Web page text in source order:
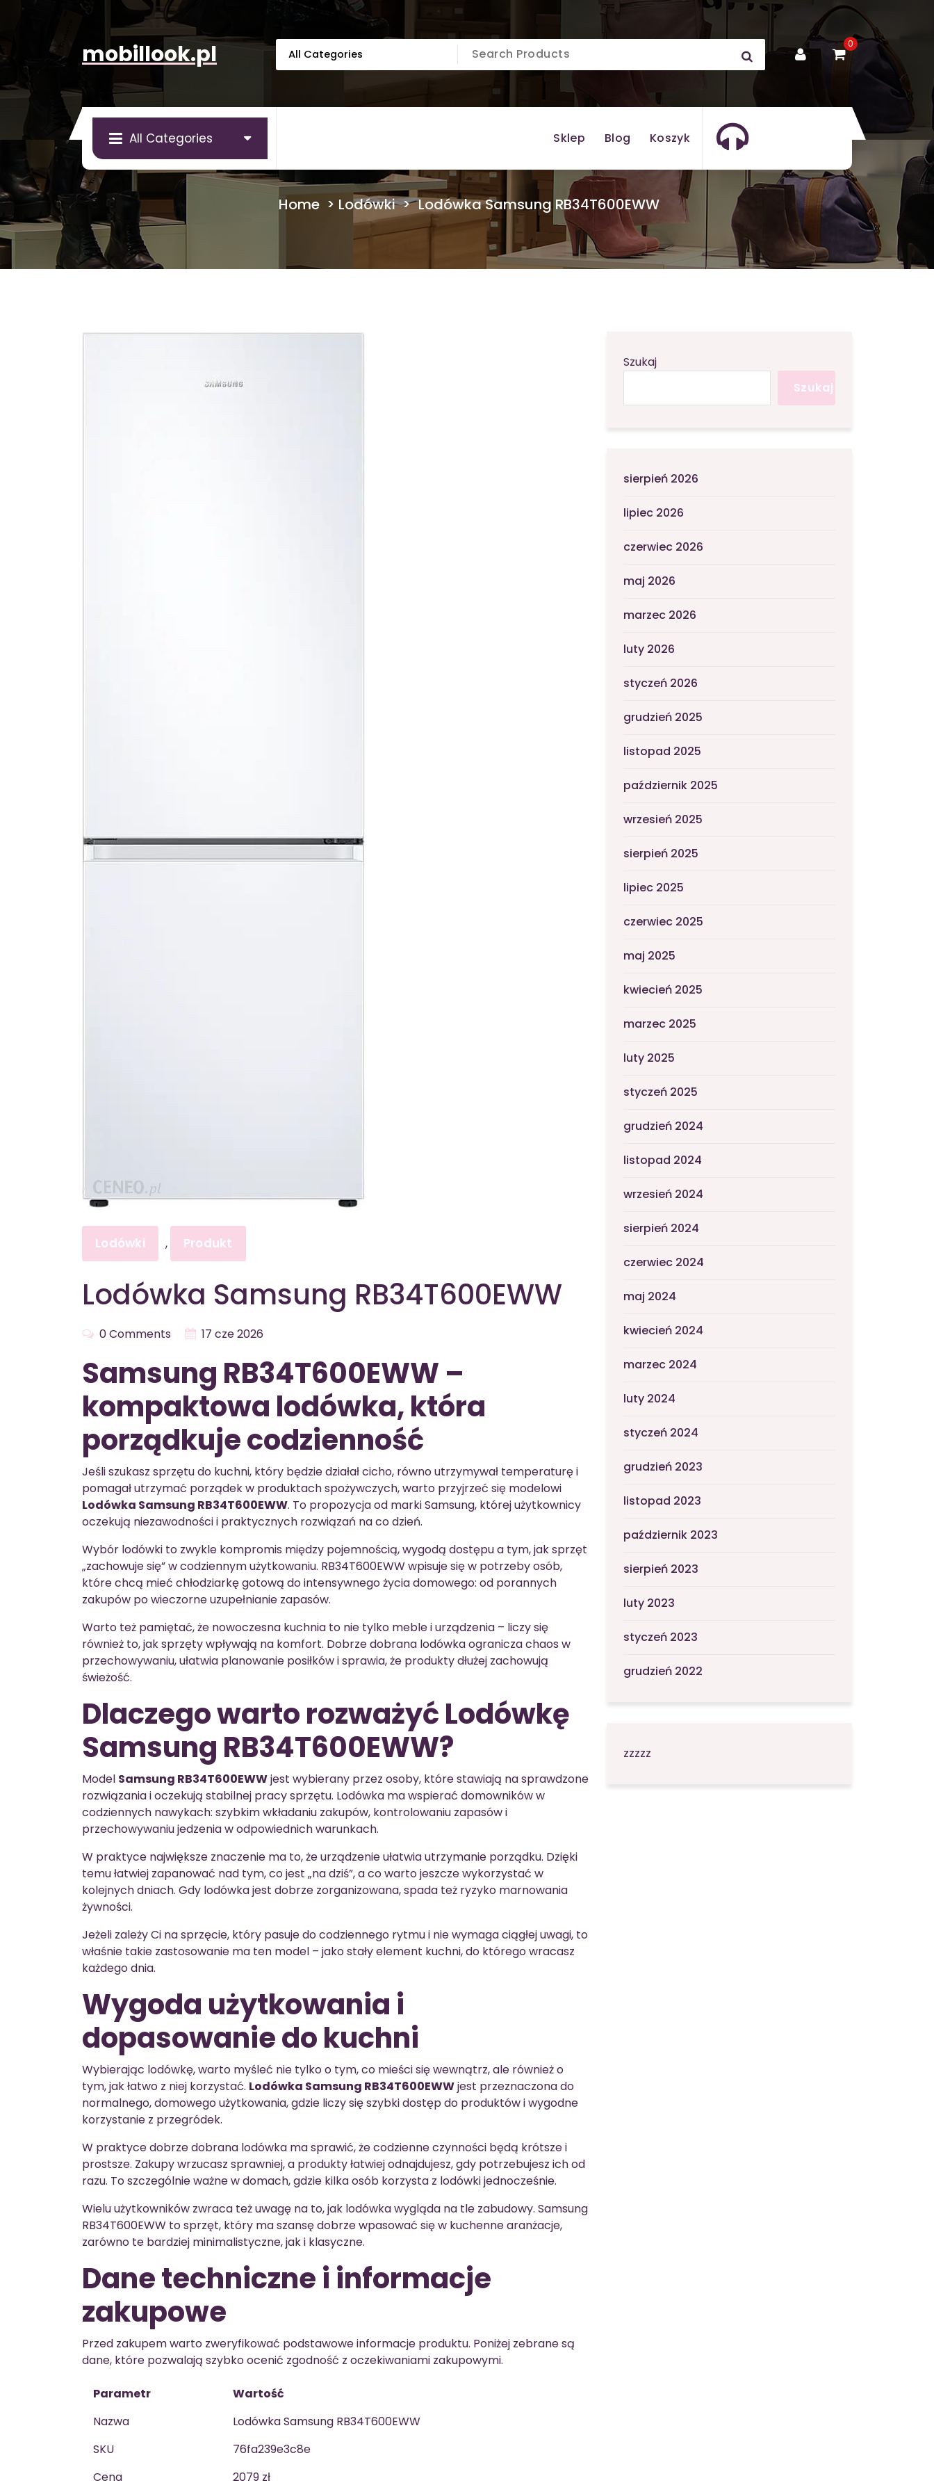
mobillook.pl 0
All Categories Sklep Blog Koszyk
Home > Lodówki> Lodówka Samsung RB34T600EWW
Lodówki , Produkt
Lodówka Samsung RB34T600EWW
0 Comments 17 cze 2026
Samsung RB34T600EWW –
kompaktowa lodówka, która
porządkuje codzienność
Jeśli szukasz sprzętu do kuchni, który będzie działał cicho, równo utrzymywał temperaturę i
pomagał utrzymać porządek w produktach spożywczych, warto przyjrzeć się modelowi
Lodówka Samsung RB34T600EWW. To propozycja od marki Samsung, której użytkownicy
oczekują niezawodności i praktycznych rozwiązań na co dzień.
Wybór lodówki to zwykle kompromis między pojemnością, wygodą dostępu a tym, jak sprzęt
„zachowuje się” w codziennym użytkowaniu. RB34T600EWW wpisuje się w potrzeby osób,
które chcą mieć chłodziarkę gotową do intensywnego życia domowego: od porannych
zakupów po wieczorne uzupełnianie zapasów.
Warto też pamiętać, że nowoczesna kuchnia to nie tylko meble i urządzenia – liczy się
również to, jak sprzęty wpływają na komfort. Dobrze dobrana lodówka ogranicza chaos w
przechowywaniu, ułatwia planowanie posiłków i sprawia, że produkty dłużej zachowują
świeżość.
Dlaczego warto rozważyć Lodówkę
Samsung RB34T600EWW?
Model Samsung RB34T600EWWjest wybierany przez osoby, które stawiają na sprawdzone
rozwiązania i oczekują stabilnej pracy sprzętu. Lodówka ma wspierać domowników w
codziennych nawykach: szybkim wkładaniu zakupów, kontrolowaniu zapasów i
przechowywaniu jedzenia w odpowiednich warunkach.
W praktyce największe znaczenie ma to, że urządzenie ułatwia utrzymanie porządku. Dzięki
temu łatwiej zapanować nad tym, co jest „na dziś”, a co warto jeszcze wykorzystać w
kolejnych dniach. Gdy lodówka jest dobrze zorganizowana, spada też ryzyko marnowania
żywności.
Jeżeli zależy Ci na sprzęcie, który pasuje do codziennego rytmu i nie wymaga ciągłej uwagi, to
właśnie takie zastosowanie ma ten model – jako stały element kuchni, do którego wracasz
każdego dnia.
Wygoda użytkowania i
dopasowanie do kuchni
Wybierając lodówkę, warto myśleć nie tylko o tym, co mieści się wewnątrz, ale również o
tym, jak łatwo z niej korzystać. Lodówka Samsung RB34T600EWWjest przeznaczona do
normalnego, domowego użytkowania, gdzie liczy się szybki dostęp do produktów i wygodne
korzystanie z przegródek.
W praktyce dobrze dobrana lodówka ma sprawić, że codzienne czynności będą krótsze i
prostsze. Zakupy wrzucasz sprawniej, a produkty łatwiej odnajdujesz, gdy potrzebujesz ich od
razu. To szczególnie ważne w domach, gdzie kilka osób korzysta z lodówki jednocześnie.
Wielu użytkowników zwraca też uwagę na to, jak lodówka wygląda na tle zabudowy. Samsung
RB34T600EWW to sprzęt, który ma szansę dobrze wpasować się w kuchenne aranżacje,
zarówno te bardziej minimalistyczne, jak i klasyczne.
Dane techniczne i informacje
zakupowe
Przed zakupem warto zweryfikować podstawowe informacje produktu. Poniżej zebrane są
dane, które pozwalają szybko ocenić zgodność z oczekiwaniami zakupowymi.
Parametr
Wartość
Nazwa
Lodówka Samsung RB34T600EWW
SKU
76fa239e3c8e
Cena
2079 zł
Szukaj
Szukaj
sierpień 2026
lipiec 2026
czerwiec 2026
maj 2026
marzec 2026
luty 2026
styczeń 2026
grudzień 2025
listopad 2025
październik 2025
wrzesień 2025
sierpień 2025
lipiec 2025
czerwiec 2025
maj 2025
kwiecień 2025
marzec 2025
luty 2025
styczeń 2025
grudzień 2024
listopad 2024
wrzesień 2024
sierpień 2024
czerwiec 2024
maj 2024
kwiecień 2024
marzec 2024
luty 2024
styczeń 2024
grudzień 2023
listopad 2023
październik 2023
sierpień 2023
luty 2023
styczeń 2023
grudzień 2022
zzzzz